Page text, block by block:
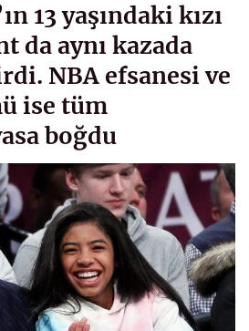
13 yaşındaki kızı
da aynı kazada
NBA efsanesi ve
ise tüm
boğdu